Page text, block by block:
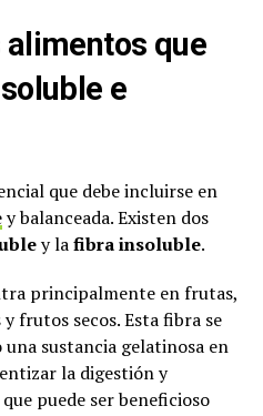
alimentos que
e
que debe incluirse en
y balanceada. Existen dos
y lafibra insoluble.
principalmente en frutas,
frutos secos. Esta fibra se
sustancia gelatinosa en
la digestión y
puede ser beneficioso